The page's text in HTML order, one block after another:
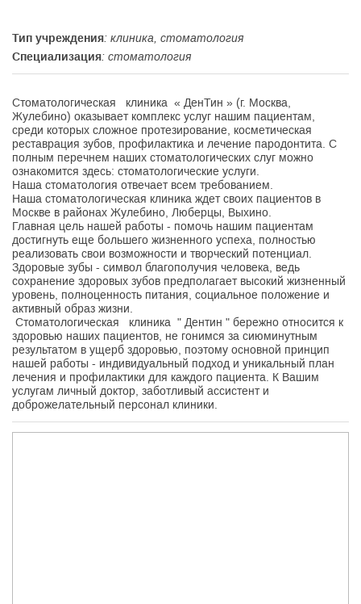
Тип учреждения: клиника, стоматология
Специализация: стоматология
Стоматологическая клиника « ДенТин » (г. Москва,
Жулебино) оказывает комплекс услуг нашим пациентам,
среди которых сложное протезирование, косметическая
реставрация зубов, профилактика и лечение пародонтита. С
полным перечнем наших стоматологических слуг можно
ознакомится здесь: стоматологические услуги.
Наша стоматология отвечает всем требованием.
Наша стоматологическая клиника ждет своих пациентов в
Москве в районах Жулебино, Люберцы, Выхино.
Главная цель нашей работы - помочь нашим пациентам
достигнуть еще большего жизненного успеха, полностью
реализовать свои возможности и творческий потенциал.
Здоровые зубы - символ благополучия человека, ведь
сохранение здоровых зубов предполагает высокий жизненный
уровень, полноценность питания, социальное положение и
активный образ жизни.
Стоматологическая клиника " Дентин " бережно относится к
здоровью наших пациентов, не гонимся за сиюминутным
результатом в ущерб здоровью, поэтому основной принцип
нашей работы - индивидуальный подход и уникальный план
лечения и профилактики для каждого пациента. К Вашим
услугам личный доктор, заботливый ассистент и
доброжелательный персонал клиники.